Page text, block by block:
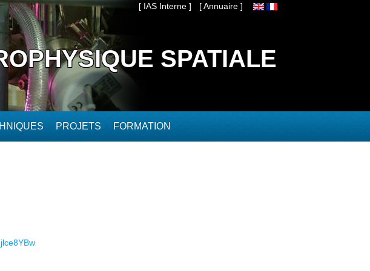
[ IAS Interne ] [ Annuaire ]
SPATIALE
PROJETS FORMATION